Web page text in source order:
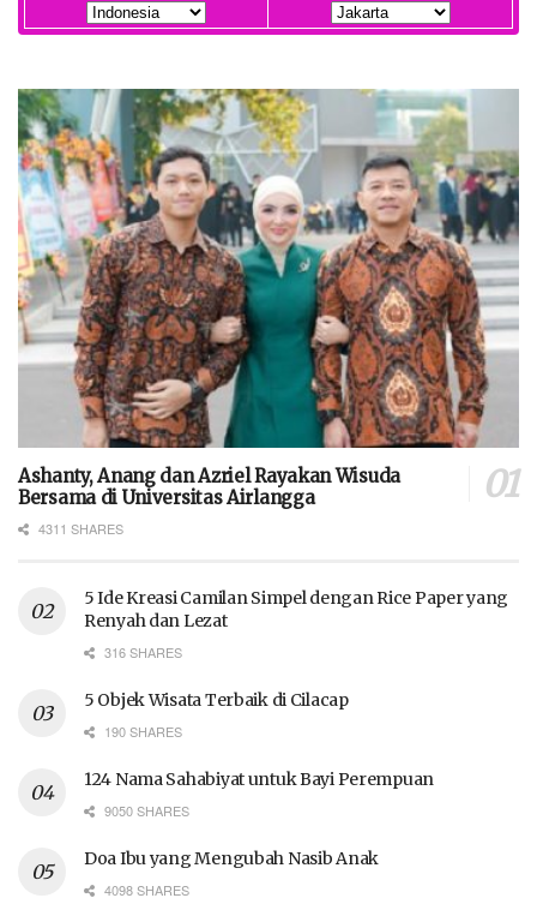
Ashanty, Anang dan Azriel Rayakan Wisuda
Bersama di Universitas Airlangga
4311 SHARES
5 Ide Kreasi Camilan Simpel dengan Rice Paper yang
Renyah dan Lezat
316 SHARES
5 Objek Wisata Terbaik di Cilacap
190 SHARES
124 Nama Sahabiyat untuk Bayi Perempuan
9050 SHARES
Doa Ibu yang Mengubah Nasib Anak
4098 SHARES